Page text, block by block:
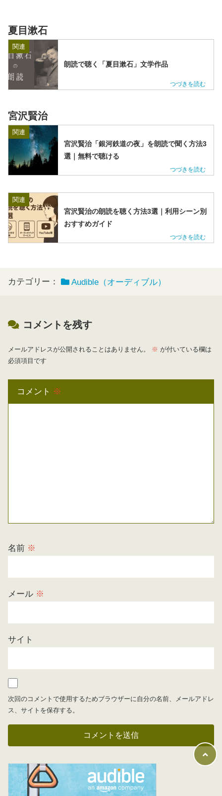
夏目漱石
関連
朗読で聴く「夏目漱石」文学作品
宮沢賢治
関連
宮沢賢治「銀河鉄道の夜」を朗読で聞く方法3
選｜無料で聴ける
関連
宮沢賢治の朗読を聴く方法3選｜利用シーン別
おすすめガイド
カテゴリー： Audible（オーディブル）
コメントを残す
メールアドレスが公開されることはありません。 ※ が付いている欄は
必須項目です
コメント ※
名前 ※
メール ※
サイト
次回のコメントで使用するためブラウザーに自分の名前、メールアドレ
ス、サイトを保存する。